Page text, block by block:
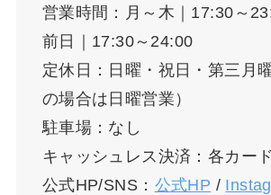
営業時間：月～木｜17:30～
前日｜17:30～24:00
定休日：日曜・祝日・第三月
の場合は日曜営業）
駐車場：なし
キャッシュレス決済：各カー
公式HP/SNS： 公式HP /